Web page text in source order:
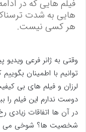
فیلم هایی که در
هایی به شدت
هر کسی نیست.
وقتی به ژانر فرعی
توانیم با اطمینان
لرزان و فیلم های بی
دوست ندارم این فیلم
در آن ها اتفاقات
شخصیت ها؟ شوخی می